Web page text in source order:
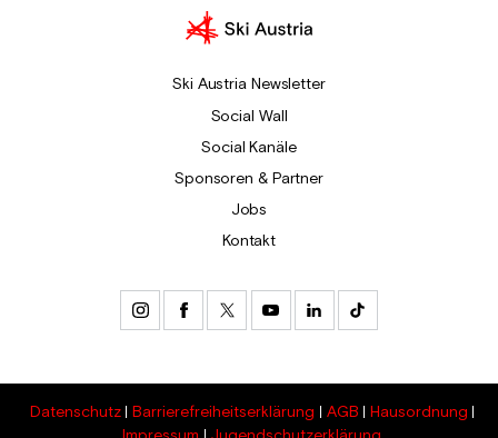
Ski Austria Newsletter
Social Wall
Social Kanäle
Sponsoren & Partner
Jobs
Kontakt
Datenschutz Barrierefreiheitserklärung AGB
Hausordnung